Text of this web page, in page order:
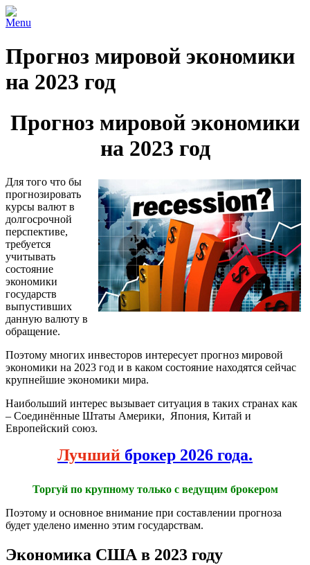
Menu
Прогноз мировой экономики
на 2023 год
Прогноз мировой экономики
на 2023 год
Для того что бы
прогнозировать
курсы валют в
долгосрочной
перспективе,
требуется
учитывать
состояние
экономики
государств
выпустивших
данную валюту в
обращение.
Поэтому многих инвесторов интересует прогноз мировой
экономики на 2023 год и в каком состояние находятся сейчас
крупнейшие экономики мира.
Наибольший интерес вызывает ситуация в таких странах как
– Соединённые Штаты Америки, Япония, Китай и
Европейский союз.
Лучший брокер 2026 года.
Торгуй по крупному только с ведущим брокером
Поэтому и основное внимание при составлении прогноза
будет уделено именно этим государствам.
Экономика США в 2023 году